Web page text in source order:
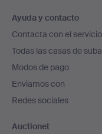
en
el
pie
de
página
Ayuda y contacto
Contacta con el
Todas las casas de
Modos de pago
Enviamos con
Redes sociales
Auctionet